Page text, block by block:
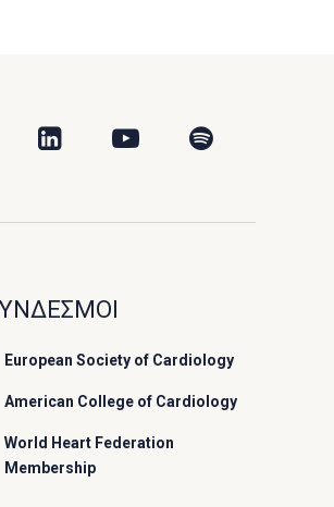
European Society of Cardiology
American College of Cardiology
World Heart Federation
Membership